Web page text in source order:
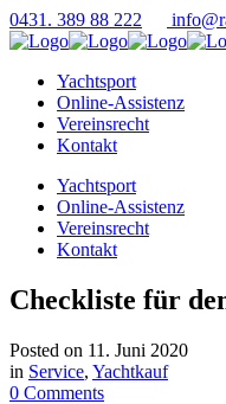
0431. 389 88 222
Yachtsport
Online-Assistenz
Vereinsrecht
Kontakt
Yachtsport
Online-Assistenz
Vereinsrecht
Kontakt
Checkliste für
Posted on 11. Juni 2020
in Service, Yachtkauf
0 Comments